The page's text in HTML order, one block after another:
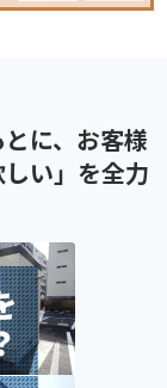
に、 お客様
い」を全力